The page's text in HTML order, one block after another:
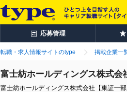
応募管理
転職・求人情報サイトのtype 掲載企業一
富士紡ホールディングス株式会
富士紡ホールディングス株式会社【東証一